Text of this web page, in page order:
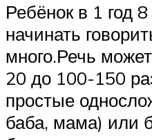
Ребёнок в 1 год
начинать
много.Речь
20 до 100-150
простые
баба, мама) или